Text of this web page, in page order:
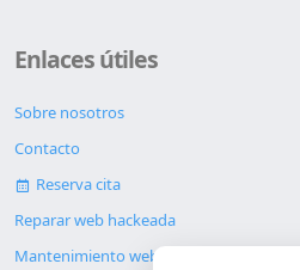
Enlaces útiles
Sobre nosotros
Contacto
Reserva cita
Reparar web hackeada
Mantenimiento web